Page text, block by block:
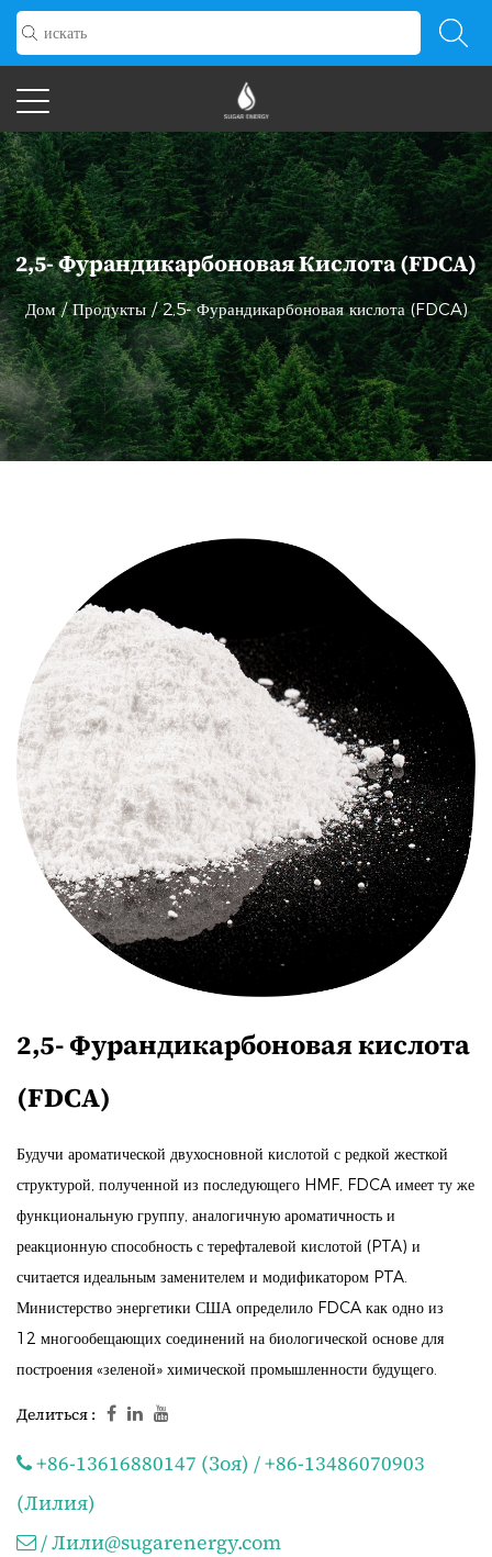
2,5- Фурандикарбоновая Кислота (FDCA)
Дом/Продукты/2,5- Фурандикарбоновая кислота (FDCA)
2,5- Фурандикарбоновая кислота
(FDCA)
Будучи ароматической двухосновной кислотой с редкой жесткой
структурой, полученной из последующего HMF, FDCA имеет ту же
функциональную группу, аналогичную ароматичность и
реакционную способность с терефталевой кислотой (PTA) и
считается идеальным заменителем и модификатором PTA.
Министерство энергетики США определило FDCA как одно из
12 многообещающих соединений на биологической основе для
построения «зеленой» химической промышленности будущего.
Делиться :
+86-13616880147 (Зоя) / +86-13486070903
(Лилия)
/ Лили@sugarenergy.com